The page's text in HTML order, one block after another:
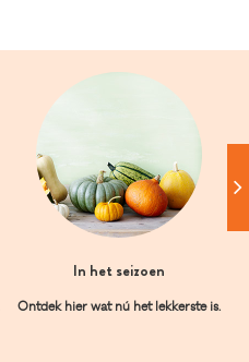
In het seizoen
Ontdek hier wat nú het lekkerste is.